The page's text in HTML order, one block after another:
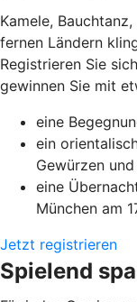
Kamele,
fernen Ländern
Registrieren Sie
gewinnen Sie mit
eine
ein
Gewürzen und
eine
München am
Jetzt registrieren
Spielend